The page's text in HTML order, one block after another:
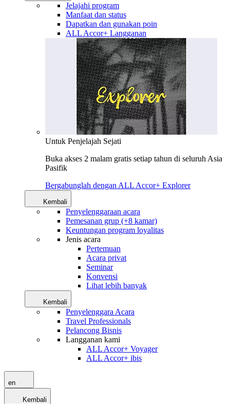
Jelajahi program
Manfaat dan status
Dapatkan dan gunakan poin
ALL Accor+ Langganan
Untuk Penjelajah Sejati
Buka akses 2 malam gratis setiap tahun di seluruh Asia
Pasifik
Bergabunglah dengan ALL Accor+ Explorer
Kembali
Penyelenggaraan acara
Pemesanan grup (+8 kamar)
Keuntungan program loyalitas
Jenis acara
Pertemuan
Acara privat
Seminar
Konvensi
Lihat lebih banyak
Kembali
Penyelenggara Acara
Travel Professionals
Pelancong Bisnis
Langganan kami
ALL Accor+ Voyager
ALL Accor+ ibis
en
Kembali